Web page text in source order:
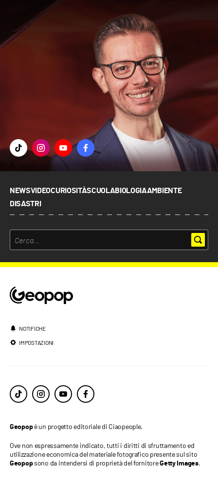
NEWSVIDEOCURIOSITÀSCUOLABIOLOGIAAMBIENTE
DISASTRI
NOTIFICHE
IMPOSTAZIONI
Geopopè un progetto editoriale di Ciaopeople.
Ove non espressamente indicato, tutti i diritti di sfruttamento ed
utilizzazione economica del materiale fotografico presente sul sito
Geopopsono da intendersi di proprietà del fornitoreGetty Images.